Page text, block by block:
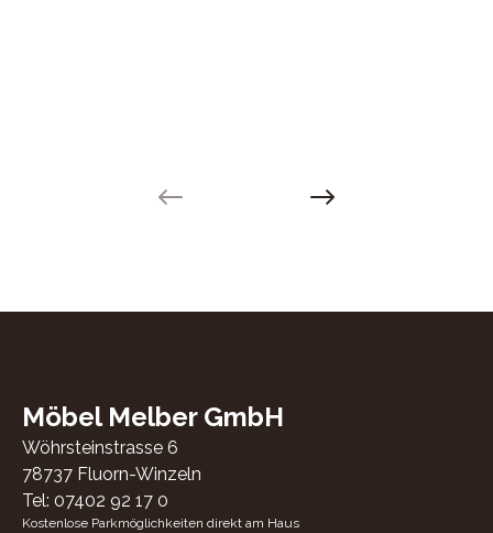
Next slide
Möbel Melber GmbH
Wöhrsteinstrasse 6
78737 Fluorn-Winzeln
Tel: 07402 92 17 0
Kostenlose Parkmöglichkeiten direkt am Haus